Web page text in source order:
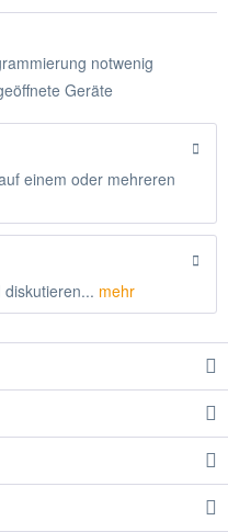
notwenig
Geräte
einem oder mehreren
mehr